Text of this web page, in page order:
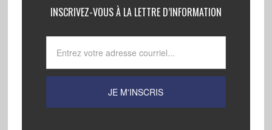
INSCRIVEZ-VOUS À LA LETTRE D’INFORMATION